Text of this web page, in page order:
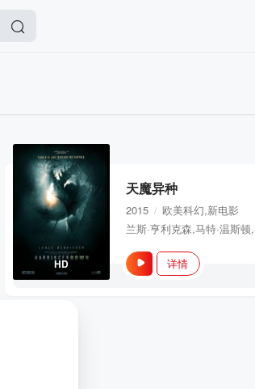
HD
天魔异种
2015 / 欧美科幻,新电影
兰斯·亨利克森,马特·温斯
详情